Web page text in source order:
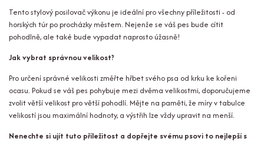
Tento stylový posilovač výkonu je ideální pro všechny příležitosti - od
horských túr po procházky městem. Nejenže se váš pes bude cítit
pohodlně, ale také bude vypadat naprosto úžasně!
Jak vybrat správnou velikost?
Pro určení správné velikosti změřte hřbet svého psa od krku ke kořeni
ocasu. Pokud se váš pes pohybuje mezi dvěma velikostmi, doporučujeme
zvolit větší velikost pro větší pohodlí. Mějte na paměti, že míry v tabulce
velikostí jsou maximální hodnoty, a výstřih lze vždy upravit na menší.
Nenechte si ujít tuto příležitost a dopřejte svému psovi to nejlepší s